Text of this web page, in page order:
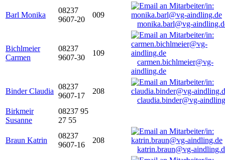
Barl Monika
08237
9607-20
009
monika.barl@vg-
Bichlmeier
Carmen
08237
9607-30
109
carmen.bichlmeier@vg-
aindling.de
Binder Claudia
08237
9607-17
208
claudia.binder@vg-
Birkmeir
Susanne
08237 95
27 55
Braun Katrin
08237
9607-16
208
katrin.braun@vg-